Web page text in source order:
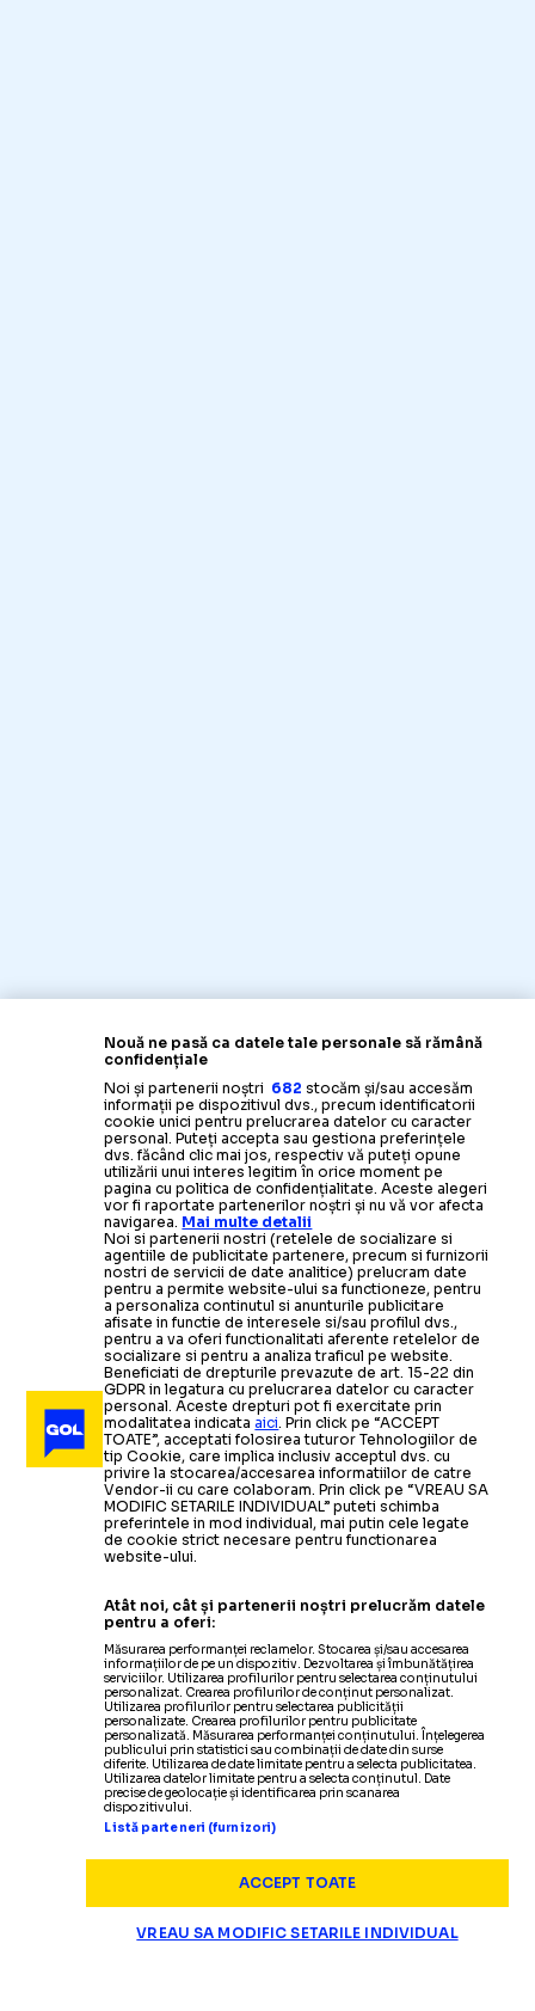
Nouă ne pasă ca datele tale personale să rămână
confidențiale
Noi și partenerii noștri 682 stocăm și/sau accesăm
informații pe dispozitivul dvs., precum identificatorii
cookie unici pentru prelucrarea datelor cu caracter
personal. Puteți accepta sau gestiona preferințele
dvs. făcând clic mai jos, respectiv vă puteți opune
utilizării unui interes legitim în orice moment pe
pagina cu politica de confidențialitate. Aceste alegeri
vor fi raportate partenerilor noștri și nu vă vor afecta
navigarea. Mai multe detalii
Noi si partenerii nostri (retelele de socializare si
agentiile de publicitate partenere, precum si furnizorii
nostri de servicii de date analitice) prelucram date
pentru a permite website-ului sa functioneze, pentru
a personaliza continutul si anunturile publicitare
afisate in functie de interesele si/sau profilul dvs.,
pentru a va oferi functionalitati aferente retelelor de
socializare si pentru a analiza traficul pe website.
Beneficiati de drepturile prevazute de art. 15-22 din
GDPR in legatura cu prelucrarea datelor cu caracter
personal. Aceste drepturi pot fi exercitate prin
modalitatea indicataaici. Prin click pe “ACCEPT
TOATE”, acceptati folosirea tuturor Tehnologiilor de
tip Cookie, care implica inclusiv acceptul dvs. cu
privire la stocarea/accesarea informatiilor de catre
Vendor-ii cu care colaboram. Prin click pe “VREAU SA
MODIFIC SETARILE INDIVIDUAL” puteti schimba
preferintele in mod individual, mai putin cele legate
de cookie strict necesare pentru functionarea
website-ului.
Atât noi, cât și partenerii noștri prelucrăm datele
pentru a oferi:
Măsurarea performanței reclamelor. Stocarea și/sau accesarea
informațiilor de pe un dispozitiv. Dezvoltarea și îmbunătățirea
serviciilor. Utilizarea profilurilor pentru selectarea conținutului
personalizat. Crearea profilurilor de conținut personalizat.
Utilizarea profilurilor pentru selectarea publicității
personalizate. Crearea profilurilor pentru publicitate
personalizată. Măsurarea performanței conținutului. Înțelegerea
publicului prin statistici sau combinații de date din surse
diferite. Utilizarea de date limitate pentru a selecta publicitatea.
Utilizarea datelor limitate pentru a selecta conținutul. Date
precise de geolocație și identificarea prin scanarea
dispozitivului.
Listă parteneri (furnizori)
ACCEPT TOATE
VREAU SA MODIFIC SETARILE INDIVIDUAL